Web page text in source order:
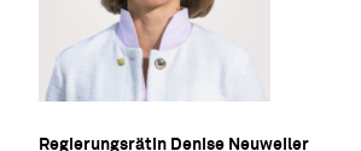
Regierungsrätin Denise Neuweiler